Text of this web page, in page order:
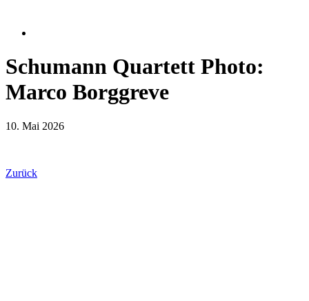
Schumann Quartett Photo:
Marco Borggreve
10. Mai 2026
Zurück